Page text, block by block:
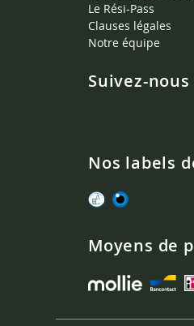
Le Rési-Pass
Clauses légales
Notre équipe
Suivez-nous
Nos labels
Moyens de